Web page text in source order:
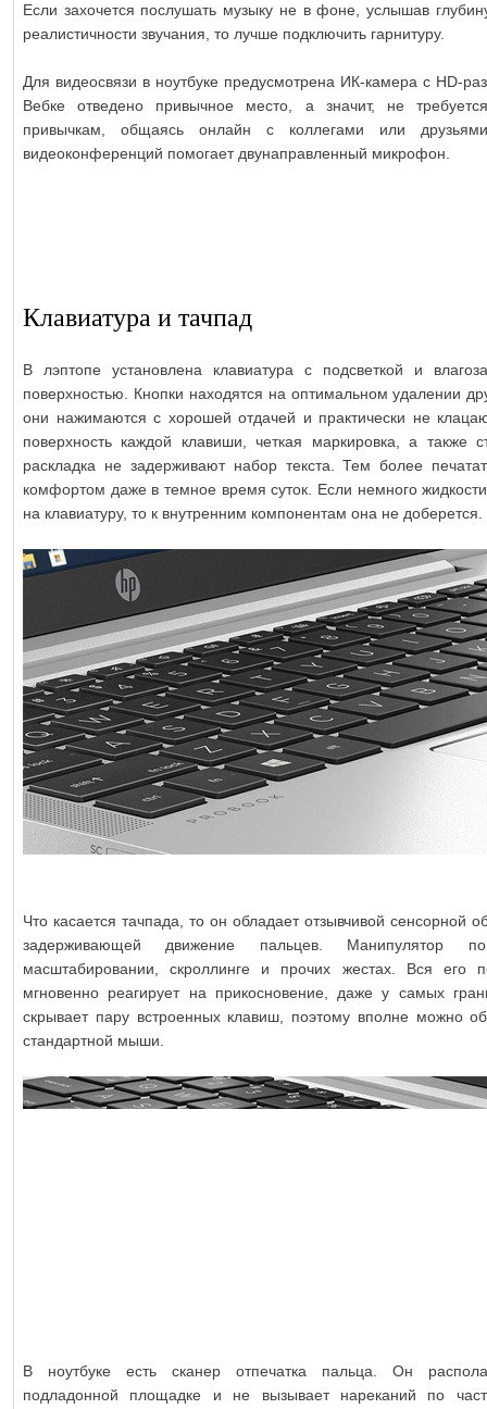
Если захочется послушать музыку не в фоне, услышав
реалистичности звучания, то лучше подключить гарнитуру.
Для видеосвязи в ноутбуке предусмотрена ИК-камера с HD-
Вебке отведено привычное место, а значит, не
привычкам, общаясь онлайн с коллегами или
видеоконференций помогает двунаправленный микрофон.
Клавиатура и тачпад
В лэптопе установлена клавиатура с подсветкой и
поверхностью. Кнопки находятся на оптимальном удалении
они нажимаются с хорошей отдачей и практически не
поверхность каждой клавиши, четкая маркировка, а также
раскладка не задерживают набор текста. Тем более
комфортом даже в темное время суток. Если немного
на клавиатуру, то к внутренним компонентам она не доберется.
Что касается тачпада, то он обладает отзывчивой сенсорной
задерживающей движение пальцев. Манипулятор
масштабировании, скроллинге и прочих жестах. Вся его
мгновенно реагирует на прикосновение, даже у самых
скрывает пару встроенных клавиш, поэтому вполне можно
стандартной мыши.
В ноутбуке есть сканер отпечатка пальца. Он
подладонной площадке и не вызывает нареканий по